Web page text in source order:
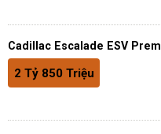
Cadillac Escalade ESV
2 Tỷ 850 Triệu